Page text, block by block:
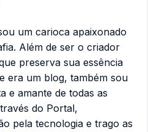
um carioca apaixonado
Além de ser o criador
preserva sua essência
era um blog, também sou
e amante de todas as
do Portal,
pela tecnologia e trago as